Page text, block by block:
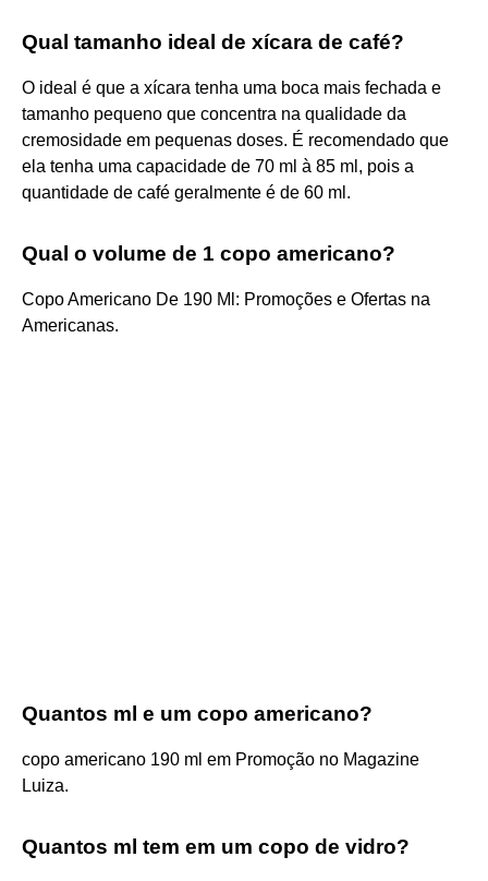
Qual tamanho ideal de xícara de café?
O ideal é que a xícara tenha uma boca mais fechada e
tamanho pequeno que concentra na qualidade da
cremosidade em pequenas doses. É recomendado que
ela tenha uma capacidade de 70 ml à 85 ml, pois a
quantidade de café geralmente é de 60 ml.
Qual o volume de 1 copo americano?
Copo Americano De 190 Ml: Promoções e Ofertas na
Americanas.
Quantos ml e um copo americano?
copo americano 190 ml em Promoção no Magazine
Luiza.
Quantos ml tem em um copo de vidro?